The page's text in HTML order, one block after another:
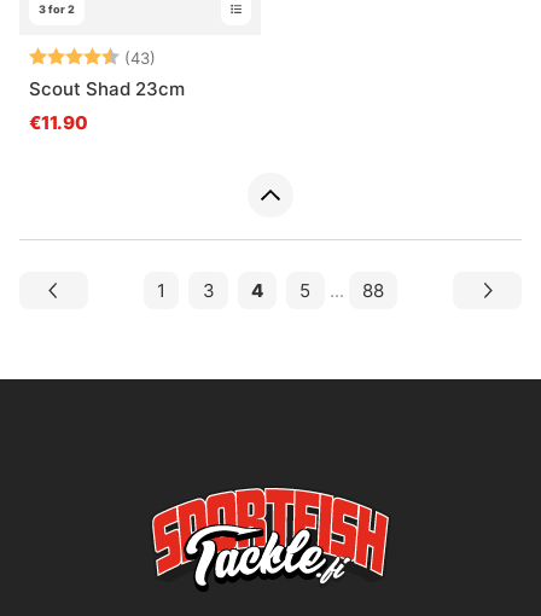
3 for 2
Arvio: (43)
Scout Shad 23cm
€11.90
1 3 4 5 ... 88